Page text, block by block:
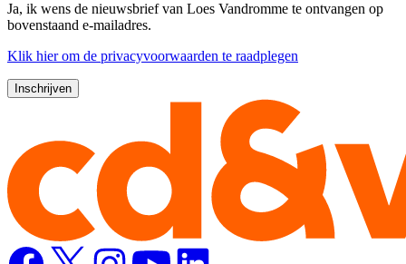
Ja, ik wens de nieuwsbrief van Loes Vandromme te ontvangen op
bovenstaand e-mailadres.
Klik hierom de privacyvoorwaarden te raadplegen